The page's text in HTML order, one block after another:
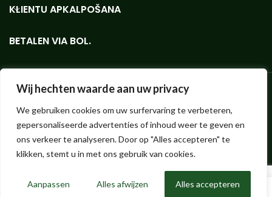
Wij hechten waarde aan uw privacy
We gebruiken cookies om uw surfervaring te verbeteren,
gepersonaliseerde advertenties of inhoud weer te geven en
ons verkeer te analyseren. Door op "Alles accepteren" te
klikken, stemt u in met ons gebruik van cookies.
Aanpassen Alles afwijzen Alles accepteren
KLIENTU APKALPOŠANA
BETALEN VIA BOL.
Bioetanola veikals - mazos vai lielos apjomos, vislabākās kvalitātes
KieselGreen bioetanola interneta veikals.
Hendrik ter Kuilestraat 173 (nav veikala, savākšana nav iespējama!) |
| ©2023 Bioethanolshop, KBH BV daļa